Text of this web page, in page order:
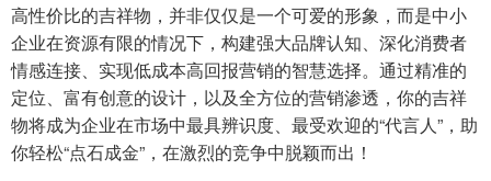
高性价比的吉祥物，并非仅仅是一个可爱的形象，而是中小
企业在资源有限的情况下，构建强大品牌认知、深化消费者
情感连接、实现低成本高回报营销的智慧选择。通过精准的
定位、富有创意的设计，以及全方位的营销渗透，你的吉祥
物将成为企业在市场中最具辨识度、最受欢迎的“代言人”，助
你轻松“点石成金”，在激烈的竞争中脱颖而出！